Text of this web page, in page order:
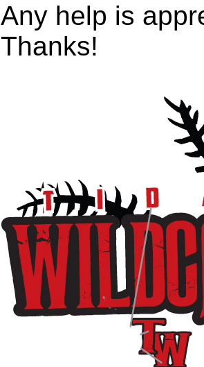
Any help is
Thanks!